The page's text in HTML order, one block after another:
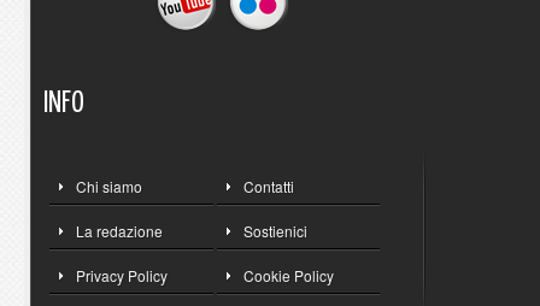
INFO
Chi siamo Contatti
La redazione Sostienici
Privacy Policy Cookie Policy